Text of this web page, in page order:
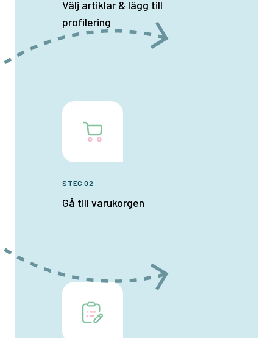
Välj artiklar & lägg till
profilering
STEG 02
Gå till varukorgen